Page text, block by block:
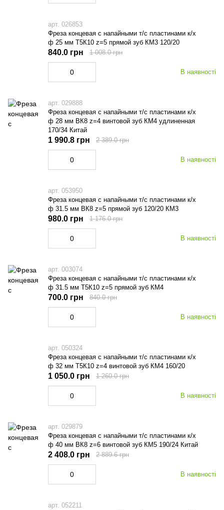
арт. 026853
Фреза концевая с напайными т/с пластинами к/х
ф 25 мм Т5К10 z=5 прямой зуб КМ3 120/20
В наявності
840.0 грн 1 008.0 грн
арт. 029888
Фреза концевая с напайными т/с пластинами к/х
ф 28 мм ВК8 z=4 винтовой зуб КМ4 удлиненная
170/34 Китай
В наявності
1 990.8 грн 2 389.0 грн
арт. 053950
Фреза концевая с напайными т/с пластинами к/х
ф 31.5 мм ВК8 z=5 прямой зуб 120/20 КМ3
В наявності
980.0 грн 1 176.0 грн
арт. 003074
Фреза концевая с напайными т/с пластинами к/х
ф 31.5 мм Т5К10 z=5 прямой зуб КМ4
В наявності
700.0 грн 840.0 грн
арт. 050324
Фреза концевая с напайными т/с пластинами к/х
ф 32 мм Т5К10 z=4 винтовой зуб КМ4 160/20
В наявності
1 050.0 грн 1 260.0 грн
арт. 029879
Фреза концевая с напайными т/с пластинами к/х
ф 40 мм ВК8 z=6 винтовой зуб КМ5 190/24 Китай
В наявності
2 408.0 грн 2 889.6 грн
арт. 052211